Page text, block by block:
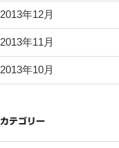
2013年12月
2013年11月
2013年10月
カテゴリー